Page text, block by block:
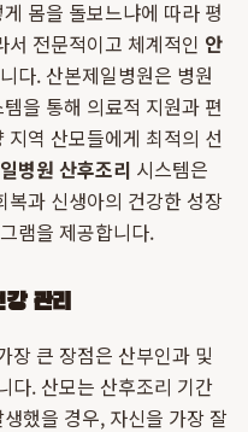
몸을 돌보느냐에 따라 평
전문적이고 체계적인 안
다. 산본제일병원은 병원
을 통해 의료적 지원과 편
역 산모들에게 최적의 선
병원 산후조리 시스템은
복과 신생아의 건강한 성장
램을 제공합니다.
관리
장 큰 장점은 산부인과 및
다. 산모는 산후조리 기간
했을 경우, 자신을 가장 잘